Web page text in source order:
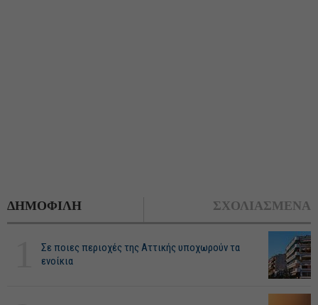
ΔΗΜΟΦΙΛΗ ΣΧΟΛΙΑΣΜΕΝΑ
Σε ποιες περιοχές της Αττικής υποχωρούν τα
ενοίκια